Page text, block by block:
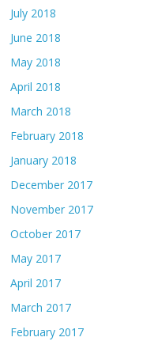
July 2018
June 2018
May 2018
April 2018
March 2018
February 2018
January 2018
December 2017
November 2017
October 2017
May 2017
April 2017
March 2017
February 2017